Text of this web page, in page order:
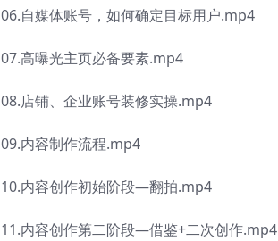
06.自媒体账号，如何确定目标用户.mp4
07.高曝光主页必备要素.mp4
08.店铺、企业账号装修实操.mp4
09.内容制作流程.mp4
10.内容创作初始阶段—翻拍.mp4
11.内容创作第二阶段—借鉴+二次创作.mp4